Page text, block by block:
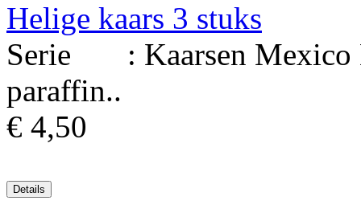
Helige kaars 3 stuks
Serie : Kaarsen Mexico
paraffin..
€ 4,50